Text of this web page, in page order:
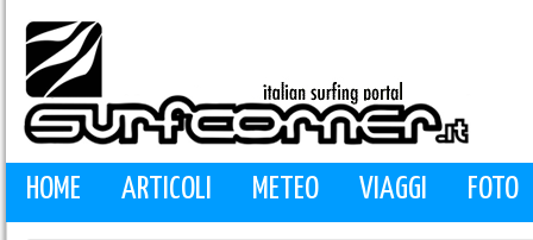
HOME ARTICOLI METEO VIAGGI FOTO